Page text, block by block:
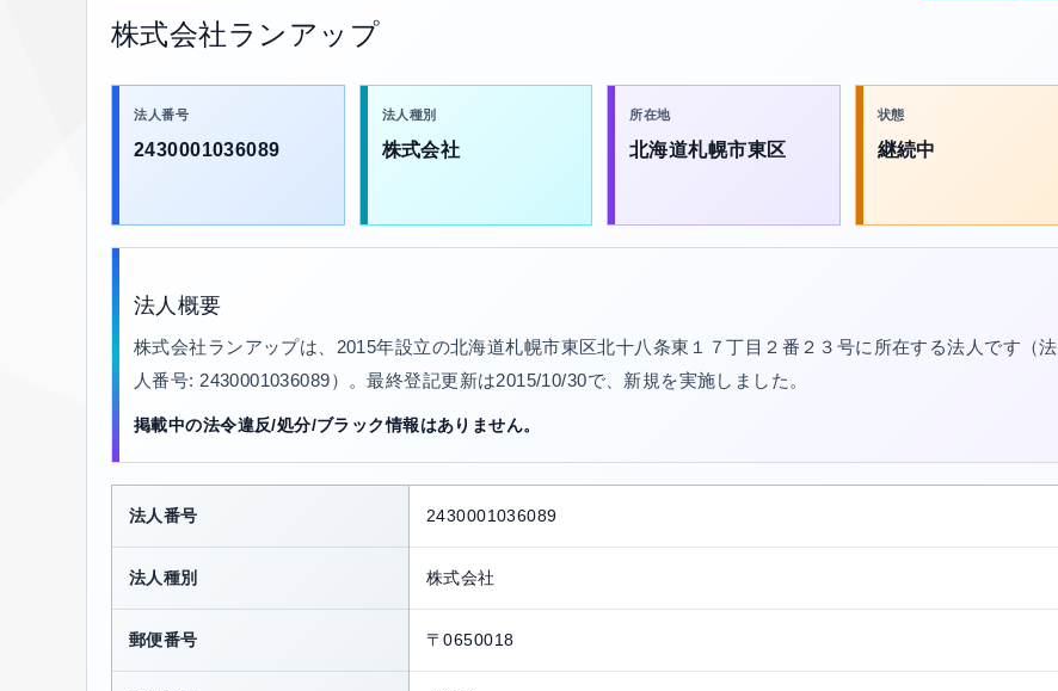
株式会社ランアップ
法人番号
2430001036089
法人種別
株式会社
所在地
北海道札幌市東区
状態
継続中
法人概要
株式会社ランアップは、2015年設立の北海道札幌市東区北十八条東１７丁目２番２３号に所在する法人です（法
人番号: 2430001036089）。最終登記更新は2015/10/30で、新規を実施しました。
掲載中の法令違反/処分/ブラック情報はありません。
法人番号 2430001036089
法人種別 株式会社
郵便番号 〒0650018